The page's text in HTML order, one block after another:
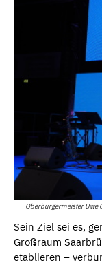
Oberbürgermeister Uwe
Sein Ziel sei es,
Großraum
etablieren –